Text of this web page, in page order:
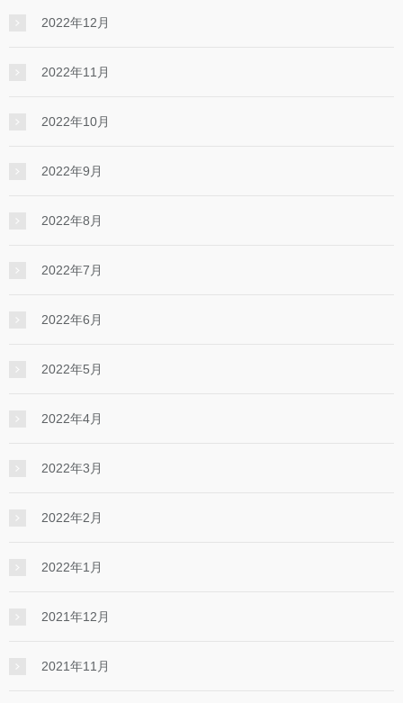
2022年12月
2022年11月
2022年10月
2022年9月
2022年8月
2022年7月
2022年6月
2022年5月
2022年4月
2022年3月
2022年2月
2022年1月
2021年12月
2021年11月